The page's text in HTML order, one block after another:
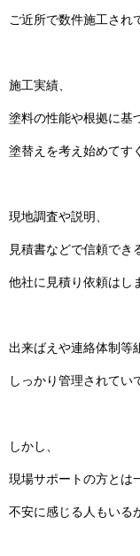
ご近所で数件施工され
施工実績、
塗料の性能や根拠に基
塗替えを考え始めてす
現地調査や説明、
見積書などで信頼でき
他社に見積り依頼はし
出来ばえや連絡体制等
しっかり管理されてい
しかし、
現場サポートの方とは
不安に感じる人もいる